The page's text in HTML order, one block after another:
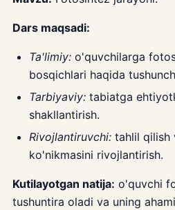
Dars maqsadi:
Ta'limiy: o'quvchilarga
bosqichlari haqida
Tarbiyaviy: tabiatga
shakllantirish.
Rivojlantiruvchi: tahlil qilish
ko'nikmasini rivojlantirish.
Kutilayotgan natija: o'quvchi
tushuntira oladi va uning